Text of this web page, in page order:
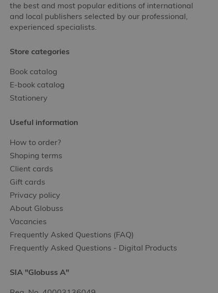
the best and most popular editions of international
and local publishers selected by our professional,
experienced specialists.
Store categories
Book catalog
E-book catalog
Stationery
Useful information
How to order?
Shoping terms
Client cards
Gift cards
Privacy policy
About Globuss
Vacancies
Frequently Asked Questions (FAQ)
Frequently Asked Questions - Digital Products
SIA "Globuss A"